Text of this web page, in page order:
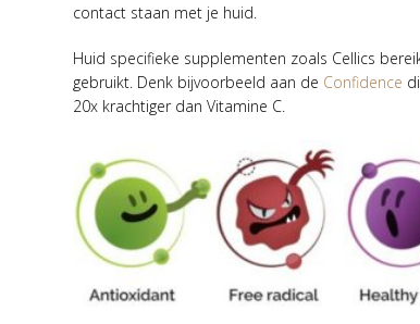
contact staan met je huid.
Huid specifieke supplementen zoals Cellics
gebruikt. Denk bijvoorbeeld aan de Confidence
20x krachtiger dan Vitamine C.